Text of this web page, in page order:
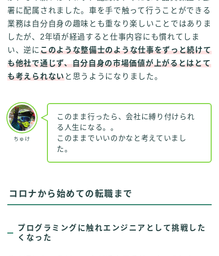
署に配属されました。車を手で触って行うことができる
業務は自分自身の趣味とも重なり楽しいことではありま
したが、2年頃が経過すると仕事内容にも慣れてしま
い、逆にこのような整備士のような仕事をずっと続けて
も他社で通じず、自分自身の市場価値が上がるとはとて
も考えられないと思うようになりました。
ちゅけ
このまま行ったら、会社に縛り付けられ
る人生になる。。
このままでいいのかなと考えていまし
た。
コロナから始めての転職まで
プログラミングに触れエンジニアとして挑戦した
くなった